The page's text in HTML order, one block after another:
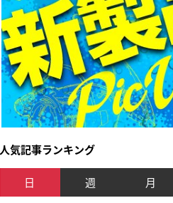
人気記事ランキング
日 週 月